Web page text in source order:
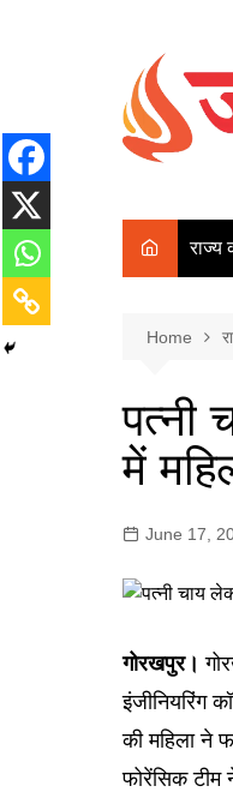
राज्य
नई
मुम्बई
Home
​​​​​​​पत्नी
में
June 17,
गोरखपुर।
इंजीनि​यरिंग
की महिला ने
फोरेंसिक टीम